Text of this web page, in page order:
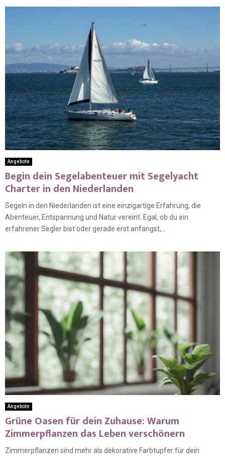
Angebote
Begin dein Segelabenteuer mit Segelyacht
Charter in den Niederlanden
Segeln in den Niederlanden ist eine einzigartige Erfahrung, die
Abenteuer, Entspannung und Natur vereint. Egal, ob du ein
erfahrener Segler bist oder gerade erst anfängst,...
Angebote
Grüne Oasen für dein Zuhause: Warum
Zimmerpflanzen das Leben verschönern
Zimmerpflanzen sind mehr als dekorative Farbtupfer für dein